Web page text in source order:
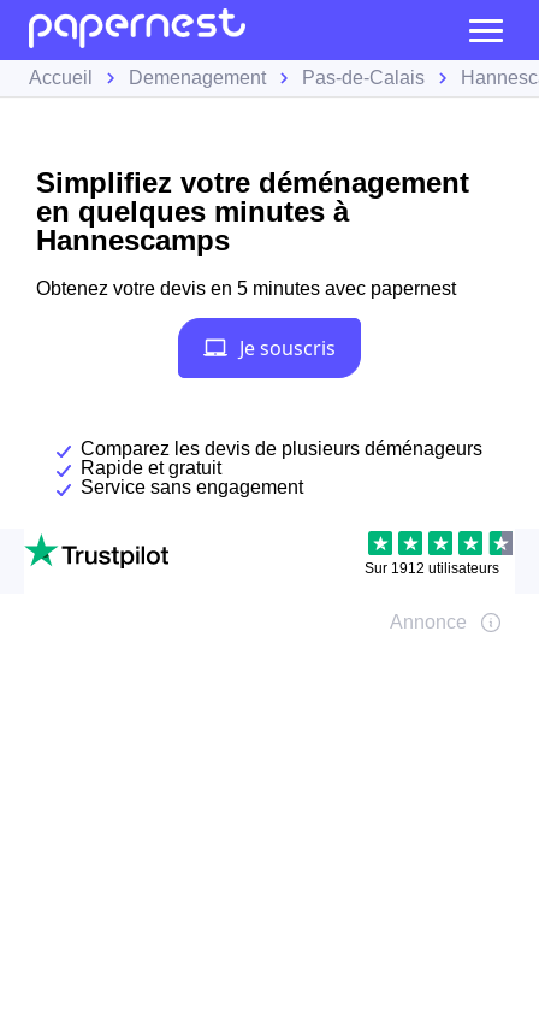
Accueil Demenagement Pas-de-Calais